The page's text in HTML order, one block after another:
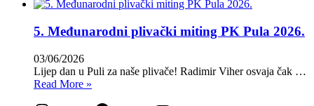
5. Međunarodni plivački miting PK Pula 2026.
03/06/2026
Lijep dan u Puli za naše plivače! Radimir Viher osvaja čak …
Read More »